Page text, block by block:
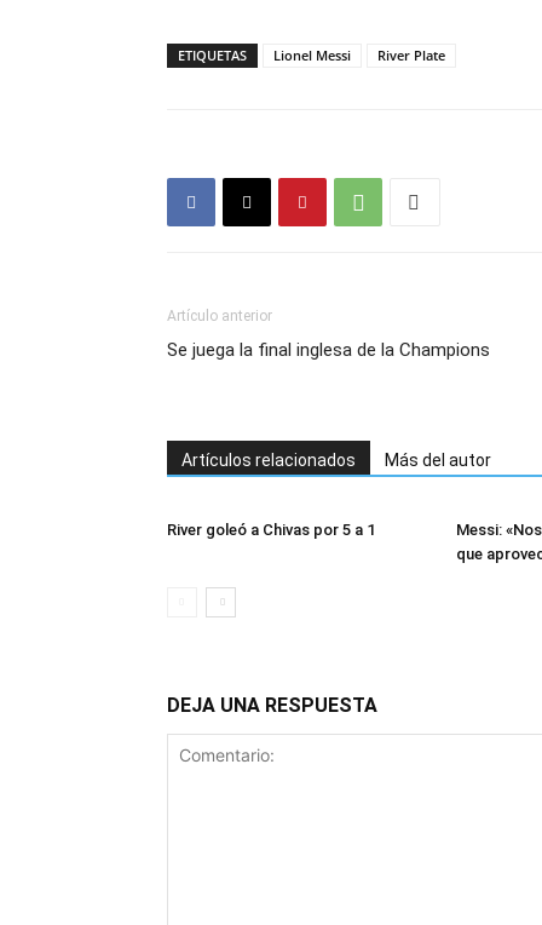
ETIQUETAS Lionel Messi River Plate
Artículo anterior
Se juega la final inglesa de la Champions
Artículos relacionados Más del autor
River goleó a Chivas por 5 a 1
Messi:
que
DEJA UNA RESPUESTA